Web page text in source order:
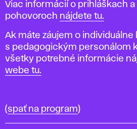
Viac informácií o prihláškach
pohovoroch nájdete tu.
Ak máte záujem o individuálne
s pedagogickým personálom
všetky potrebné informácie
webe tu.
(spať na program)